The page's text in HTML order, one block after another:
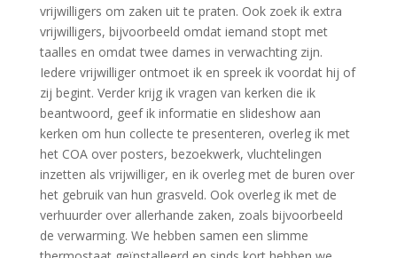
vrijwilligers om zaken uit te praten. Ook zoek ik extra
vrijwilligers, bijvoorbeeld omdat iemand stopt met
taalles en omdat twee dames in verwachting zijn.
Iedere vrijwilliger ontmoet ik en spreek ik voordat hij of
zij begint. Verder krijg ik vragen van kerken die ik
beantwoord, geef ik informatie en slideshow aan
kerken om hun collecte te presenteren, overleg ik met
het COA over posters, bezoekwerk, vluchtelingen
inzetten als vrijwilliger, en ik overleg met de buren over
het gebruik van hun grasveld. Ook overleg ik met de
verhuurder over allerhande zaken, zoals bijvoorbeeld
de verwarming. We hebben samen een slimme